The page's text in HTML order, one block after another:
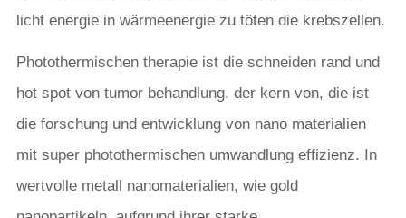
licht energie in wärmeenergie zu töten die krebszellen.
Photothermischen therapie ist die schneiden rand und
hot spot von tumor behandlung, der kern von, die ist
die forschung und entwicklung von nano materialien
mit super photothermischen umwandlung effizienz. In
wertvolle metall nanomaterialien, wie gold